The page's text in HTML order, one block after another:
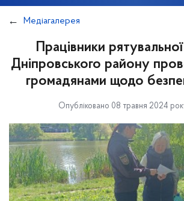
Медіагалерея
Працівники
Дніпровського району
громадянами щодо
Опубліковано 08 травня 2024